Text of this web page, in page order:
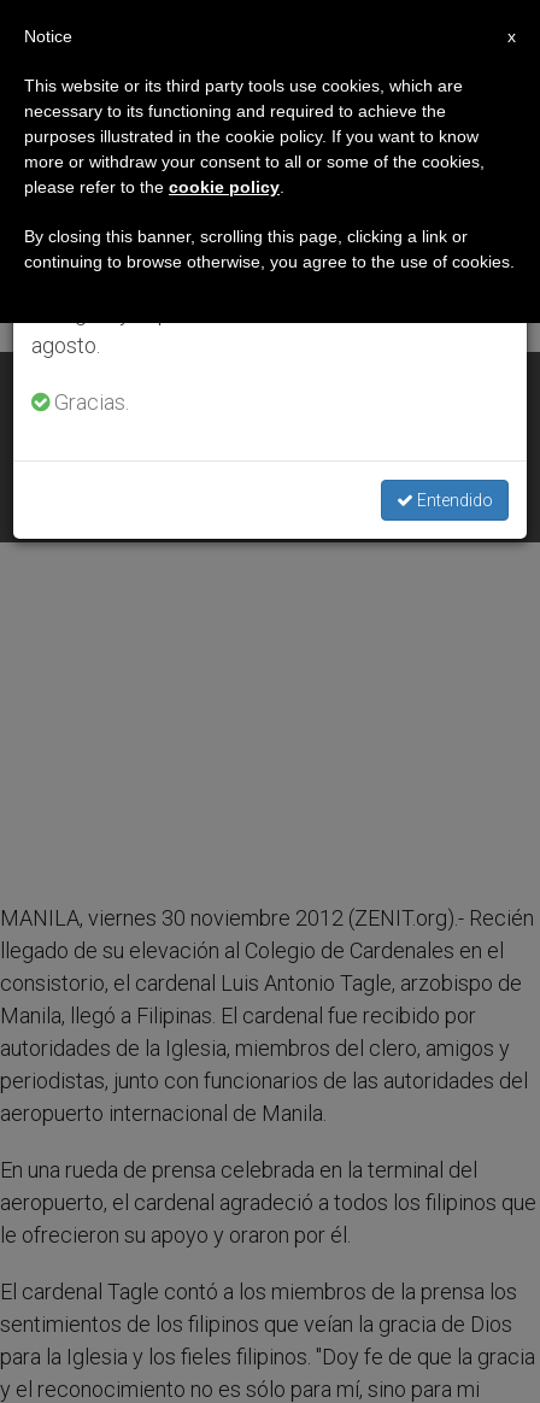
DÍA
Noviembre 30th, 2012
ÚLTIMAS NOTICIAS
NOV 30, 2012 00:00
MANILA, viernes 30 noviembre 2012 (ZENIT.org).- Recién
llegado de su elevación al Colegio de Cardenales en el
consistorio, el cardenal Luis Antonio Tagle, arzobispo de
Manila, llegó a Filipinas. El cardenal fue recibido por
autoridades de la Iglesia, miembros del clero, amigos y
periodistas, junto con funcionarios de las autoridades del
aeropuerto internacional de Manila.
En una rueda de prensa celebrada en la terminal del
aeropuerto, el cardenal agradeció a todos los filipinos que
le ofrecieron su apoyo y oraron por él.
El cardenal Tagle contó a los miembros de la prensa los
sentimientos de los filipinos que veían la gracia de Dios
para la Iglesia y los fieles filipinos. "Doy fe de que la gracia
y el reconocimiento no es sólo para mí, sino para mi
×
Aviso importante
Del 27 de julio al 7 de agosto haremos la pausa
anual, aprovechando que en el periodo de verano
se generan menos informaciones y también el
agosto.
Gracias.
Entendido
x
Notice
This website or its third party tools use cookies, which are
necessary to its functioning and required to achieve the
purposes illustrated in the cookie policy. If you want to know
more or withdraw your consent to all or some of the cookies,
please refer to the cookie policy
By closing this banner, scrolling this page, clicking a link or
continuing to browse otherwise, you agree to the use of cookies.